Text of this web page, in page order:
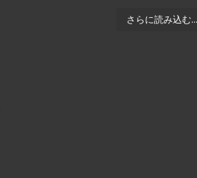
さらに読み込む...